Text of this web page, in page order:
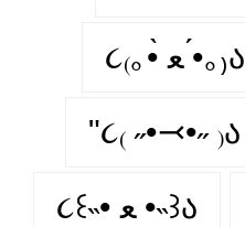
૮₍｡•̀ ﻌ •́｡₎ა
"૮₍ ˶•⤙•˶ ₎ა
૮꒰˵• ﻌ •˵꒱ა